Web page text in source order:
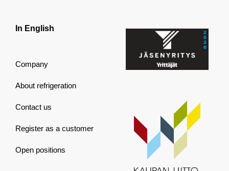
In English
Company
About refrigeration
Contact us
Register as a customer
Open positions